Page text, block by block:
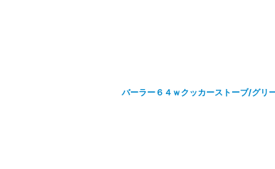
バーラー６４ｗクッカーストーブ/グリ